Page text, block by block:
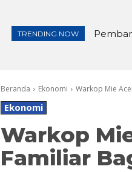
TRENDING NOW Lewat
Beranda Ekonomi Warkop Mie
Ekonomi
Warkop
Familiar